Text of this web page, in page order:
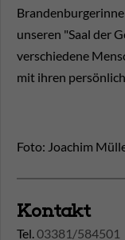
unseren "Saal der
verschiedene
mit ihren
Foto: Joachim
Kontakt
Tel.03381/584501